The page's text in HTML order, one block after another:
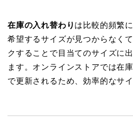
在庫の入れ替わり は比較的頻繁
希望するサイズが見つからなく
クすることで目当てのサイズに
ます。オンラインストアでは在
で更新されるため、効率的なサ